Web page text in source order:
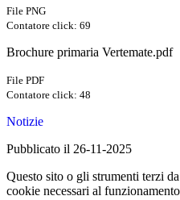
File PNG
Contatore click: 69
Brochure primaria Vertemate.pdf
File PDF
Contatore click: 48
Notizie
Pubblicato il 26-11-2025
Questo sito o gli strumenti terzi
cookie necessari al